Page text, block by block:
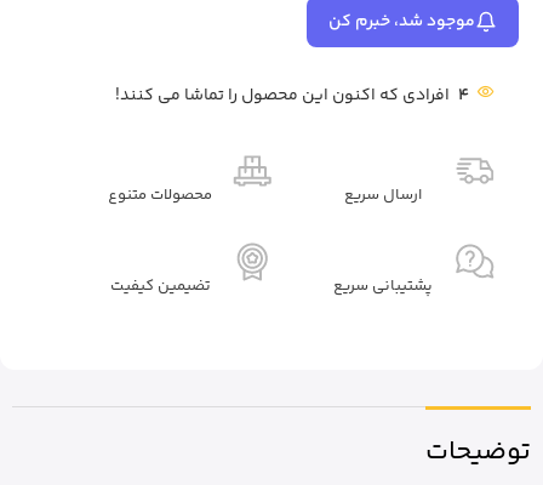
موجود شد، خبرم کن
4 افرادی که اکنون این محصول را تماشا می کنند!
ارسال سریع محصولات متنوع
پشتیبانی سریع تضیمین کیفیت
توضیحات